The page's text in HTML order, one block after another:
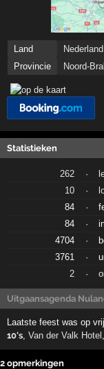
Land
Nederland
Provincie
Noord-
Statistieken
262 ·
10
·
84
·
84
·
4704
·
3761
·
2
·
Uitgaansagenda
Laatste feest was op
10's,Van der Valk Hotel ,
2 opmerkingen